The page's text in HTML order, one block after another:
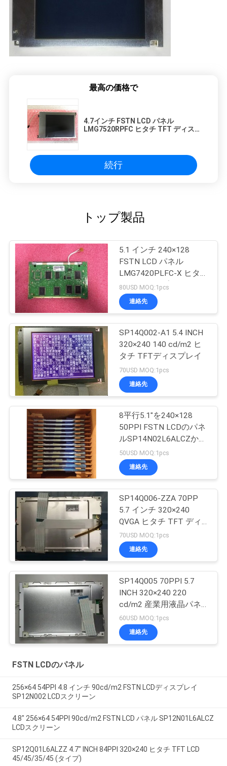
最高の価格で
4.7インチ FSTN LCD パネル
LMG7520RPFC ヒタチ TFT ディス
続行
トップ製品
5.1 インチ 240×128
FSTN LCD パネル
LMG7420PLFC-X ヒタチ
TFT ディスプレイ
80USD MOQ:1pcs
連絡先
SP14Q002-A1 5.4 INCH
320×240 140 cd/m2 ヒ
タチ TFTディスプレイ
70USD MOQ:1pcs
連絡先
8平行5.1"を240×128
50PPI FSTN LCDのパネ
ルSP14N02L6ALCZかん
だ
50USD MOQ:1pcs
連絡先
SP14Q006-ZZA 70PP
5.7 インチ 320×240
QVGA ヒタチ TFT ディ
スプレイ
70USD MOQ:1pcs
連絡先
SP14Q005 70PPI 5.7
INCH 320×240 220
cd/m2 産業用液晶パネ
ル
60USD MOQ:1pcs
連絡先
FSTN LCDのパネル
256×64 54PPI 4.8 インチ 90cd/m2 FSTN LCDディスプレイ
SP12N002 LCDスクリーン
4.8" 256×64 54PPI 90cd/m2 FSTN LCD パネル SP12N01L6ALCZ
LCDスクリーン
SP12Q01L6ALZZ 4.7" INCH 84PPI 320×240 ヒタチ TFT LCD
45/45/35/45 (タイプ)